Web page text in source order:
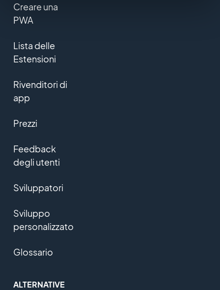
Creare una
PWA
Lista delle
Estensioni
Rivenditori di
app
Prezzi
Feedback
degli utenti
Sviluppatori
Sviluppo
personalizzato
Glossario
ALTERNATIVE